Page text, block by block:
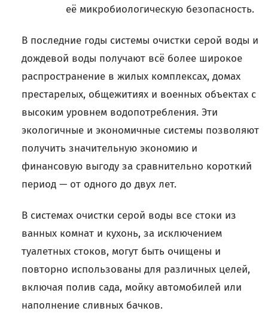
её микробиологическую безопасность.
В последние годы системы очистки серой воды и
дождевой воды получают всё более широкое
распространение в жилых комплексах, домах
престарелых, общежитиях и военных объектах с
высоким уровнем водопотребления. Эти
экологичные и экономичные системы позволяют
получить значительную экономию и
финансовую выгоду за сравнительно короткий
период — от одного до двух лет.
В системах очистки серой воды все стоки из
ванных комнат и кухонь, за исключением
туалетных стоков, могут быть очищены и
повторно использованы для различных целей,
включая полив сада, мойку автомобилей или
наполнение сливных бачков.